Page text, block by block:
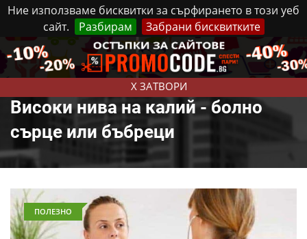
Ние използваме бисквитки за сърфирането в този уеб
сайт.
Разбирам Забрани бисквитките
X ЗАТВОРИ
Петък, 7 Август, 2026 Реклама Контакти
Високи нива на калий - болно
сърце или бъбреци
ПОЛЕЗНО